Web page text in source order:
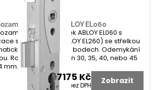
zámek ABLOY EL060
úzký zámek ABLOY EL060 s
stavů zámku (ABLOY EL260) se střelkou
zamykání na 2 bodech. Odemykání
Rozteč 92 mm. Dorn 30, 35, 40, nebo 45
mm.
7175 Kč
5930 Kč bez DPH Zobrazit